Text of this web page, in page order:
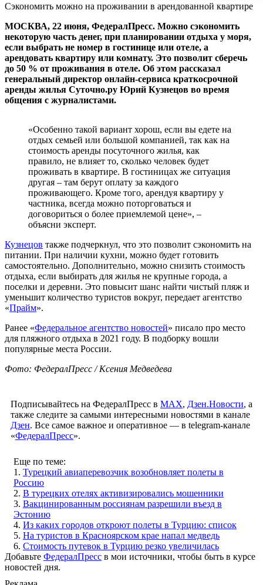
Сэкономить можно на проживании в арендованной квартире
МОСКВА, 22 июня, ФедералПресс. Можно сэкономить
некоторую часть денег, при планировании отдыха у моря,
если выбрать не номер в гостинице или отеле, а
арендовать квартиру или комнату. Это позволит сберечь
до 50 % от проживания в отеле. Об этом рассказал
генеральный директор онлайн-сервиса краткосрочной
аренды жилья Суточно.ру Юрий Кузнецов во время
общения с журналистами.
«Особенно такой вариант хорош, если вы едете на
отдых семьей или большой компанией, так как на
стоимость аренды посуточного жилья, как
правило, не влияет то, сколько человек будет
проживать в квартире. В гостиницах же ситуация
другая – там берут оплату за каждого
проживающего. Кроме того, арендуя квартиру у
частника, всегда можно поторговаться и
договориться о более приемлемой цене», –
объясни эксперт.
Кузнецов также подчеркнул, что это позволит сэкономить на
питании. При наличии кухни, можно будет готовить
самостоятельно. Дополнительно, можно снизить стоимость
отдыха, если выбирать для жилья не крупные города, а
поселки и деревни. Это повысит шанс найти чистый пляж и
уменьшит количество туристов вокруг, передает агентство
«Прайм».
Ранее «Федеральное агентство новостей» писало про место
для пляжного отдыха в 2021 году. В подборку вошли
популярные места России.
Фото: ФедералПресс / Ксения Медведева
Подписывайтесь на ФедералПресс в МАХ, Дзен.Новости, а
также следите за самыми интересными новостями в канале
Дзен. Все самое важное и оперативное — в telegram-канале
«ФедералПресс».
Еще по теме:
1. Турецкий авиаперевозчик возобновляет полеты в
Россию
2. В турецких отелях активизировались мошенники
3. Вакцинированным россиянам разрешили въезд в
Эстонию
4. Из каких городов откроют полеты в Турцию: список
5. На туристов в Красноярском крае напал медведь
6. Стоимость путевок в Турцию резко увеличилась
Добавьте ФедералПресс в мои источники, чтобы быть в курсе
новостей дня.